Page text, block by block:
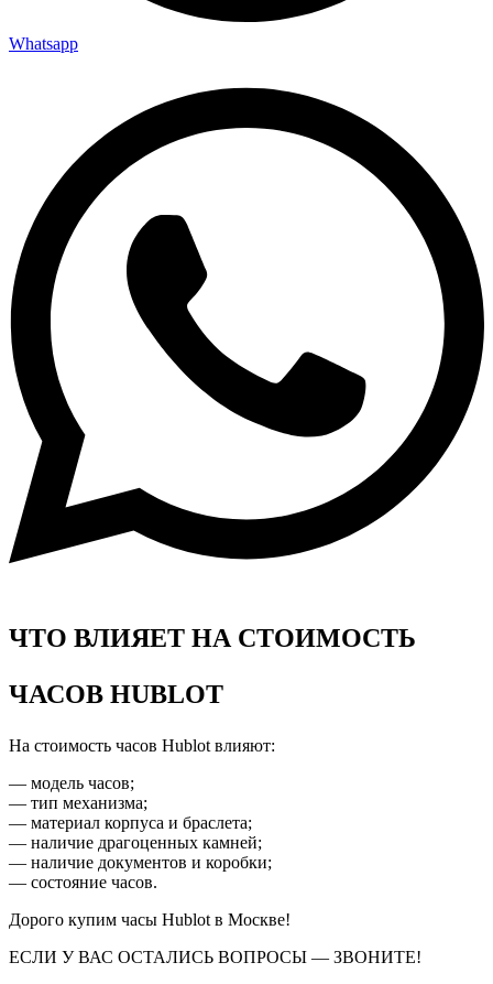
Whatsapp
ЧТО ВЛИЯЕТ НА СТОИМОСТЬ
ЧАСОВ HUBLOT
На стоимость часов Hublot влияют:
— модель часов;
— тип механизма;
— материал корпуса и браслета;
— наличие драгоценных камней;
— наличие документов и коробки;
— состояние часов.
Дорого купим часы Hublot в Москве!
ЕСЛИ У ВАС ОСТАЛИСЬ ВОПРОСЫ — ЗВОНИТЕ!